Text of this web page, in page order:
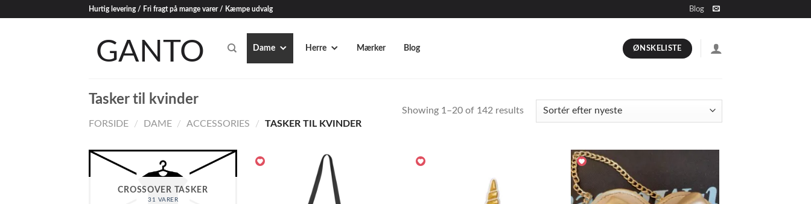
Hurtig levering / Fri fragt på mange varer / Kæmpe udvalg Blog
Dame Herre Mærker Blog ØNSKELISTE
Tasker til kvinder
FORSIDE / DAME / ACCESSORIES / TASKER TIL KVINDER
Showing 1–20 of 142 results
CROSSOVER TASKER
31 VARER